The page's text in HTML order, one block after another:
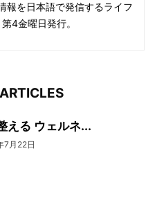
報を日本語で発信するライフ
4金曜日発行。
える ウェルネ...
7月22日